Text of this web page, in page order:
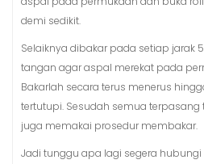
demi sedikit.
Selaiknya dibakar pada setiap jarak
tangan agar aspal merekat pada
Bakarlah secara terus menerus
tertutupi. Sesudah semua
juga memakai prosedur membakar.
Jadi tunggu apa lagi segera hubungi